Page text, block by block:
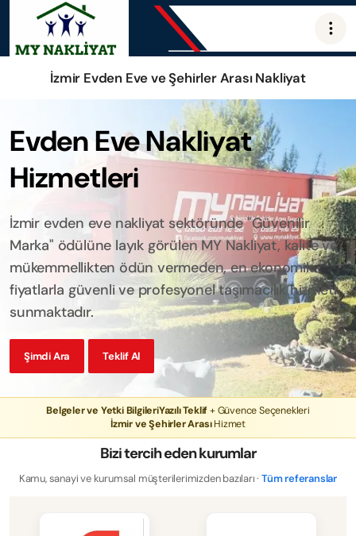
İzmir Evden Eve ve Şehirler Arası Nakliyat
Evden Eve Nakliyat
Hizmetleri
İzmir evden eve nakliyat sektöründe "Güvenilir
Marka" ödülüne layık görülen MY Nakliyat, kalite ve
mükemmellikten ödün vermeden, en ekonomik
fiyatlarla güvenli ve profesyonel taşımacılık hizmeti
sunmaktadır.
Şimdi Ara Teklif Al
Belgeler ve Yetki BilgileriYazılı Teklif+ Güvence Seçenekleri
İzmir ve Şehirler ArasıHizmet
Bizi tercih eden kurumlar
Kamu, sanayi ve kurumsal müşterilerimizden bazıları ·Tüm referanslar